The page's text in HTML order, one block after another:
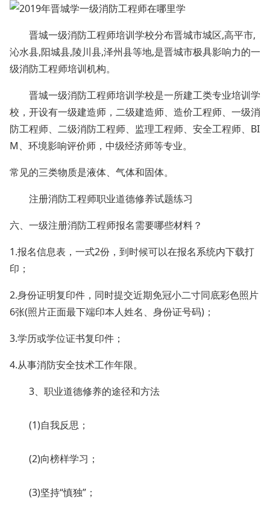
晋城一级消防工程师培训学校分布晋城市城区,高平市,
沁水县,阳城县,陵川县,泽州县等地,是晋城市极具影响力的一
级消防工程师培训机构。
晋城一级消防工程师培训学校是一所建工类专业培训学
校，开设有一级建造师，二级建造师、造价工程师、一级消
防工程师、二级消防工程师、监理工程师、安全工程师、BI
M、环境影响评价师，中级经济师等专业。
常见的三类物质是液体、气体和固体。
注册消防工程师职业道德修养试题练习
六、一级注册消防工程师报名需要哪些材料？
1.报名信息表，一式2份，到时候可以在报名系统内下载打
印；
2.身份证明复印件，同时提交近期免冠小二寸同底彩色照片
6张(照片正面最下端印本人姓名、身份证号码)；
3.学历或学位证书复印件；
4.从事消防安全技术工作年限。
3、职业道德修养的途径和方法
(1)自我反思；
(2)向榜样学习；
(3)坚持“慎独”；